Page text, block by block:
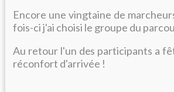
Encore une vingtaine de
fois-ci j'ai choisi le groupe du
Au retour l'un des participants a
réconfort d'arrivée !